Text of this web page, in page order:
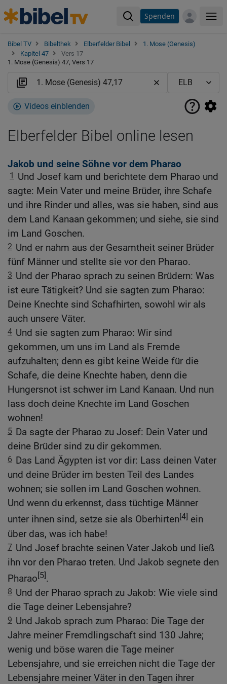
Spenden
Bibel TV Bibelthek Elberfelder Bibel
1. Mose (Genesis)
Kapitel 47
Vers 17
1. Mose (Genesis) 47, Vers 17
Videos einblenden
Elberfelder Bibel online lesen
Jakob und seine Söhne vor dem Pharao
1
Und Josef kam und berichtete dem Pharao und
sagte: Mein Vater und meine Brüder, ihre Schafe
und ihre Rinder und alles, was sie haben, sind aus
dem Land Kanaan gekommen; und siehe, sie sind
im Land Goschen.
2 Und er nahm aus der Gesamtheit seiner Brüder
fünf Männer und stellte sie vor den Pharao.
3 Und der Pharao sprach zu seinen Brüdern: Was
ist eure Tätigkeit? Und sie sagten zum Pharao:
Deine Knechte sind Schafhirten, sowohl wir als
auch unsere Väter.
4 Und sie sagten zum Pharao: Wir sind
gekommen, um uns im Land als Fremde
aufzuhalten; denn es gibt keine Weide für die
Schafe, die deine Knechte haben, denn die
Hungersnot ist schwer im Land Kanaan. Und nun
lass doch deine Knechte im Land Goschen
wohnen!
5 Da sagte der Pharao zu Josef: Dein Vater und
deine Brüder sind zu dir gekommen.
6 Das Land Ägypten ist vor dir: Lass deinen Vater
und deine Brüder im besten Teil des Landes
wohnen; sie sollen im Land Goschen wohnen.
Und wenn du erkennst, dass tüchtige Männer
unter ihnen sind, setze sie als Oberhirten[4] ein
über das, was ich habe!
7 Und Josef brachte seinen Vater Jakob und ließ
ihn vor den Pharao treten. Und Jakob segnete den
Pharao[5].
8 Und der Pharao sprach zu Jakob: Wie viele sind
die Tage deiner Lebensjahre?
9 Und Jakob sprach zum Pharao: Die Tage der
Jahre meiner Fremdlingschaft sind 130 Jahre;
wenig und böse waren die Tage meiner
Lebensjahre, und sie erreichen nicht die Tage der
Lebensjahre meiner Väter in den Tagen ihrer